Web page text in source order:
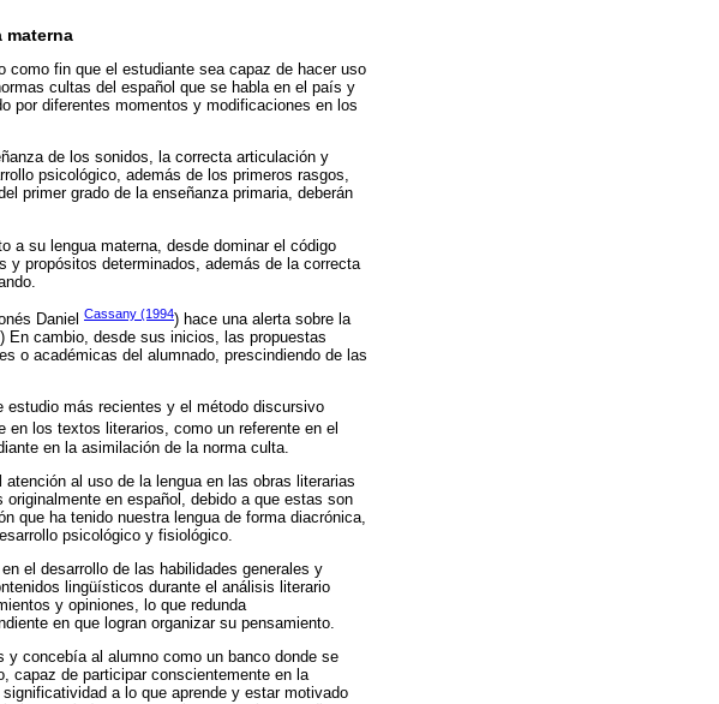
materna
como fin que el estudiante sea capaz de hacer uso
cultas del español que se habla en el país y
por diferentes momentos y modificaciones en los
de los sonidos, la correcta articulación y
psicológico, además de los primeros rasgos,
primer grado de la enseñanza primaria, deberán
a su lengua materna, desde dominar el código
propósitos determinados, además de la correcta
Daniel Cassany (1994) hace una alerta sobre la
En cambio, desde sus inicios, las propuestas
o académicas del alumnado, prescindiendo de las
estudio más recientes y el método discursivo
en los textos literarios, como un referente en el
en la asimilación de la norma culta.
al uso de la lengua en las obras literarias
en español, debido a que estas son
que ha tenido nuestra lengua de forma diacrónica,
psicológico y fisiológico.
el desarrollo de las habilidades generales y
lingüísticos durante el análisis literario
y opiniones, lo que redunda
en que logran organizar su pensamiento.
y concebía al alumno como un banco donde se
capaz de participar conscientemente en la
a lo que aprende y estar motivado